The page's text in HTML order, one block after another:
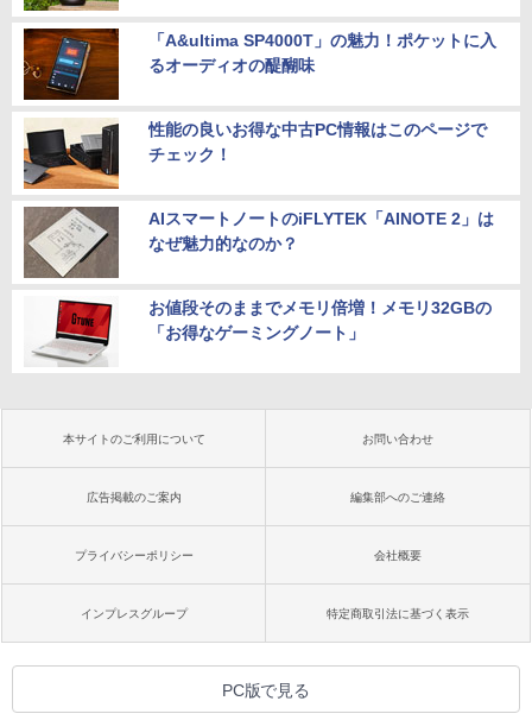
「A&ultima SP4000T」の魅力！ポケットに入
るオーディオの醍醐味
性能の良いお得な中古PC情報はこのページで
チェック！
AIスマートノートのiFLYTEK「AINOTE 2」は
なぜ魅力的なのか？
お値段そのままでメモリ倍増！メモリ32GBの
「お得なゲーミングノート」
本サイトのご利用について お問い合わせ
広告掲載のご案内 編集部へのご連絡
プライバシーポリシー 会社概要
インプレスグループ 特定商取引法に基づく表示
PC版で見る